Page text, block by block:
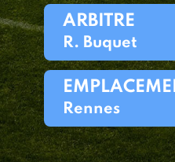
ARBITRE
R. Buquet
Rennes